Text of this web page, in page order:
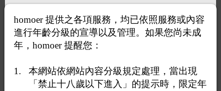
打賞
homoer 提供之各項服務，均已依照服務或內容
進行年齡分級的宣導以及管理。如果您尚未成
年，homoer 提醒您：
本網站依網站內容分級規定處理，當出現
「禁止十八歲以下進入」的提示時，限定年